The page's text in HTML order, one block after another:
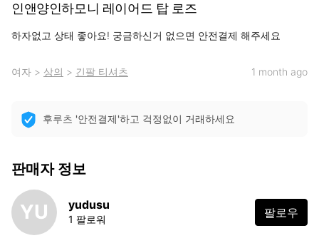
인앤양인하모니 레이어드 탑 로즈
하자없고 상태 좋아요! 궁금하신거 없으면 안전결제 해주세요
여자 > 상의 > 긴팔 티셔츠 1 month ago
후루츠 '안전결제'하고 걱정없이 거래하세요
판매자 정보
YU yudusu
1 팔로워 팔로우